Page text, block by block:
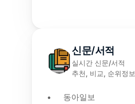
신문/서적
실시간 신문/서적
추천, 비교, 순위정보
동아일보